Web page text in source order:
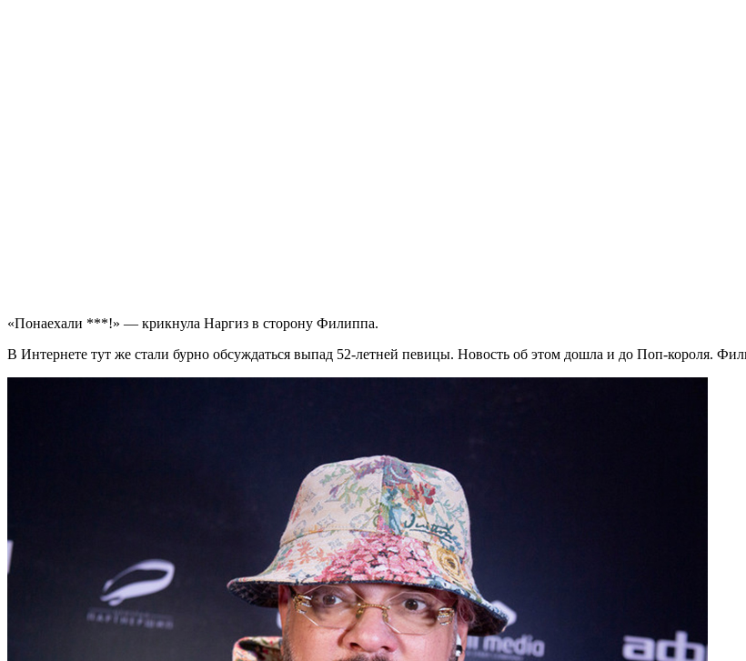
«Понаехали ***!» — крикнула Наргиз в сторону Филиппа.
В Интернете тут же стали бурно обсуждаться выпад 52-летней певицы. Новость об этом дошла и до Поп-короля.